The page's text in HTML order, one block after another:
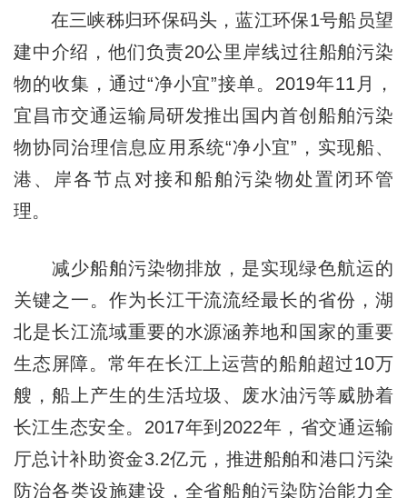
在三峡秭归环保码头，蓝江环保1号船员望
建中介绍，他们负责20公里岸线过往船舶污染
物的收集，通过“净小宜”接单。2019年11月，
宜昌市交通运输局研发推出国内首创船舶污染
物协同治理信息应用系统“净小宜”，实现船、
港、岸各节点对接和船舶污染物处置闭环管
理。
减少船舶污染物排放，是实现绿色航运的
关键之一。作为长江干流流经最长的省份，湖
北是长江流域重要的水源涵养地和国家的重要
生态屏障。常年在长江上运营的船舶超过10万
艘，船上产生的生活垃圾、废水油污等威胁着
长江生态安全。2017年到2022年，省交通运输
厅总计补助资金3.2亿元，推进船舶和港口污染
防治各类设施建设，全省船舶污染防治能力全